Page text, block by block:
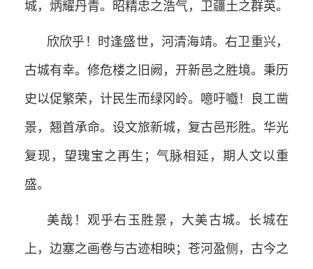
城，炳耀丹青。昭精忠之浩气，卫疆土之群英。
欣欣乎！时逢盛世，河清海靖。右卫重兴，
古城有幸。修危楼之旧阙，开新邑之胜境。秉历
史以促繁荣，计民生而绿冈岭。噫吁嚱！良工凿
景，翘首承命。设文旅新城，复古邑形胜。华光
复现，望瑰宝之再生；气脉相延，期人文以重
盛。
美哉！观乎右玉胜景，大美古城。长城在
上，边塞之画卷与古迹相映；苍河盈侧，古今之